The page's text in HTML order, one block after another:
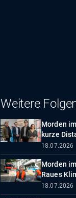
Weitere
Morden
kurze
18.07.2026
Morden
Raues
18.07.2026